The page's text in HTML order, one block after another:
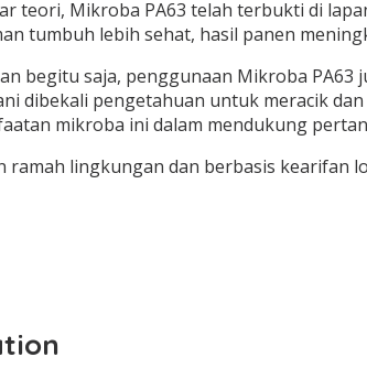
teori, Mikroba PA63 telah terbukti di
tumbuh lebih sehat, hasil panen
begitu saja, penggunaan Mikroba
dibekali pengetahuan untuk meracik
mikroba ini dalam mendukung
ramah lingkungan dan berbasis kearifan